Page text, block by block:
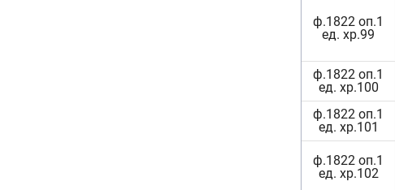
ф.1822 оп.1
ед. хр.99
ф.1822 оп.1
ед. хр.100
ф.1822 оп.1
ед. хр.101
ф.1822 оп.1
ед. хр.102